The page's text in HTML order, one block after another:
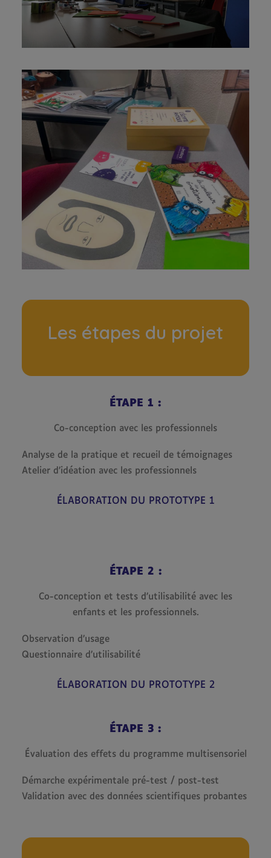
Les étapes du projet
ÉTAPE 1 :
Co-conception avec les professionnels
Analyse de la pratique et recueil de témoignages
Atelier d’idéation avec les professionnels
ÉLABORATION DU PROTOTYPE 1
ÉTAPE 2 :
Co-conception et tests d’utilisabilité avec les
enfants et les professionnels.
Observation d’usage
Questionnaire d’utilisabilité
ÉLABORATION DU PROTOTYPE 2
ÉTAPE 3 :
Évaluation des effets du programme multisensoriel
Démarche expérimentale pré-test / post-test
Validation avec des données scientifiques probantes